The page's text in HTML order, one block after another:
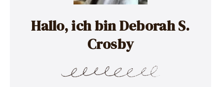
Hallo, ich bin Deborah S.
Crosby